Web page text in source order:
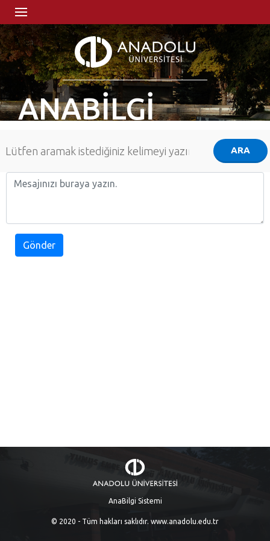
ANABİLGİ
AnaBilgi Sistemi
© 2020 - Tüm hakları saklıdır. www.anadolu.edu.tr